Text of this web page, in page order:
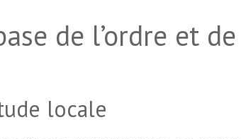
de l’ordre et
locale